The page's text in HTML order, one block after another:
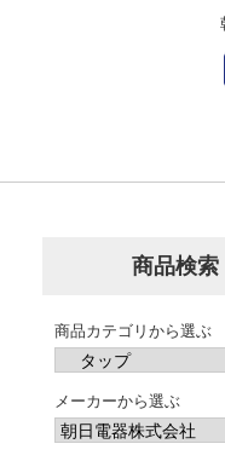
商品検索
商品カテゴリから選ぶ
メーカーから選ぶ